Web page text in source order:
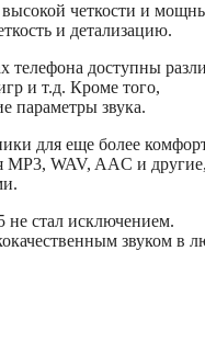
высокой четкости и
и детализацию.
телефона доступны
и т.д. Кроме того,
параметры звука.
для еще более
MP3, WAV, AAC и другие,
не стал исключением.
звуком в